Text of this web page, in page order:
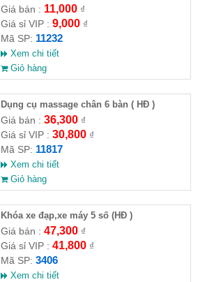
máy giặt CLEANING FLUID
Giá bán : 11,000₫
Giá sỉ VIP : 9,000₫
Mã SP: 11232
Xem chi tiết
Giỏ hàng
Dụng cụ massage chân 6 bàn ( HĐ )
Giá bán : 36,300₫
Giá sỉ VIP : 30,800₫
Mã SP: 11817
Xem chi tiết
Giỏ hàng
Khóa xe đạp,xe máy 5 số (HĐ )
Giá bán : 47,300₫
Giá sỉ VIP : 41,800₫
Mã SP: 3406
Xem chi tiết